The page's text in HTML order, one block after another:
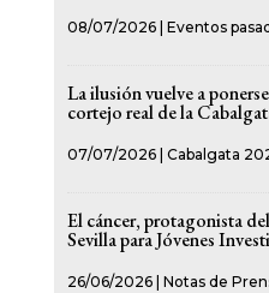
08/07/2026| Eventos
La ilusión vuelve a
cortejo real de la
07/07/2026| Cabalgata
El cáncer, protagonista
Sevilla para Jóvenes
26/06/2026| Notas de